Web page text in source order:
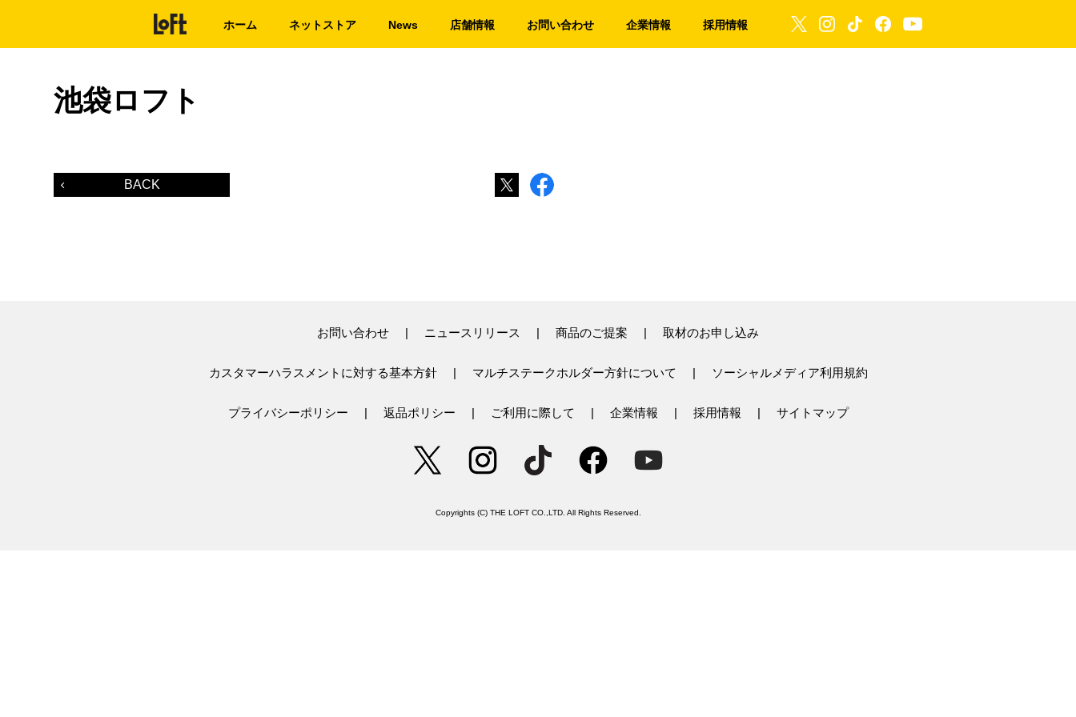
ホーム ネットストア News 店舗情報 お問い合わせ 企業情報 採用情報
池袋ロフト
BACK
お問い合わせ ニュースリリース 商品のご提案 取材のお申し込み
カスタマーハラスメントに対する基本方針 マルチステークホルダー方針について ソーシャルメディア利用規約
プライバシーポリシー 返品ポリシー ご利用に際して 企業情報 採用情報 サイトマップ
Copyrights (C) THE LOFT CO.,LTD. All Rights Reserved.